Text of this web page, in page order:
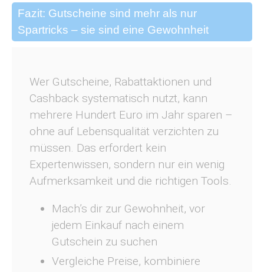
Fazit: Gutscheine sind mehr als nur
Spartricks – sie sind eine Gewohnheit
Wer Gutscheine, Rabattaktionen und
Cashback systematisch nutzt, kann
mehrere Hundert Euro im Jahr sparen –
ohne auf Lebensqualität verzichten zu
müssen. Das erfordert kein
Expertenwissen, sondern nur ein wenig
Aufmerksamkeit und die richtigen Tools.
Mach’s dir zur Gewohnheit, vor
jedem Einkauf nach einem
Gutschein zu suchen
Vergleiche Preise, kombiniere